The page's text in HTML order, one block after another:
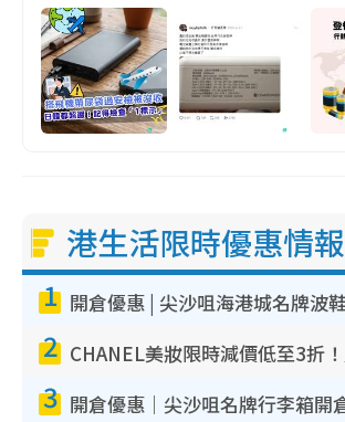
港生活限時優惠情報
1
2
3